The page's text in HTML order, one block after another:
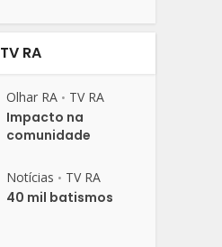
TV RA
Olhar RA • TV RA
Impacto na
comunidade
Notícias • TV RA
40 mil batismos